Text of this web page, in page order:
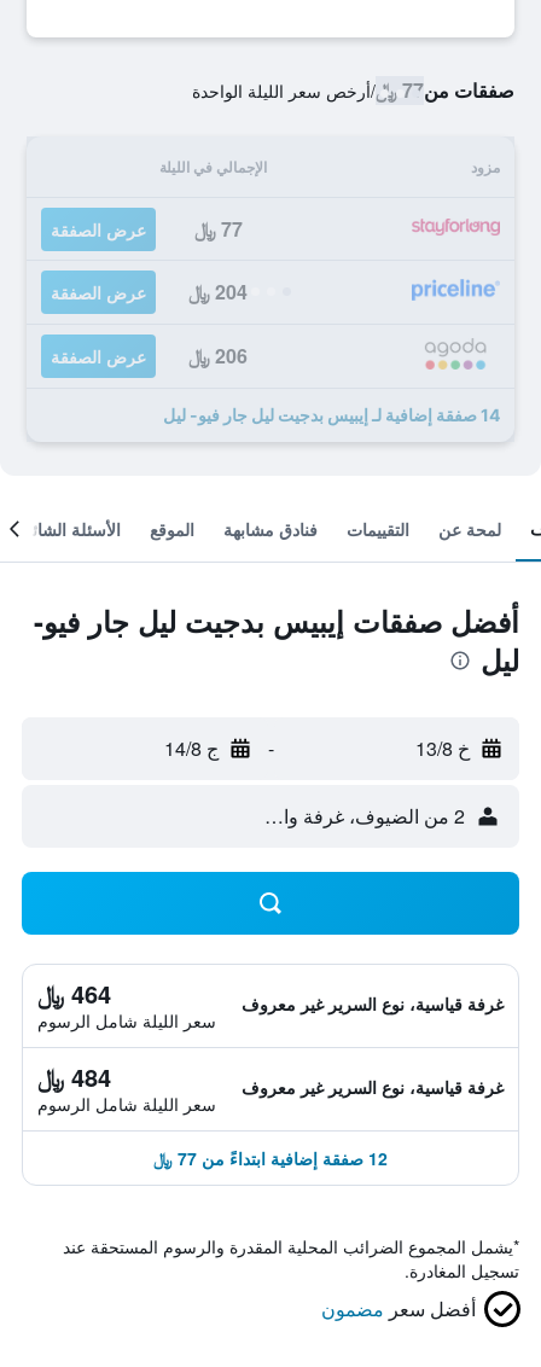
صفقات من77 ﷼ /أرخص سعر الليلة الواحدة
مزود الإجمالي في الليلة
77 ﷼ عرض الصفقة
204 ﷼ عرض الصفقة
206 ﷼ عرض الصفقة
14 صفقة إضافية لـ إيبيس بدجيت ليل جار فيو- ليل
لمحة عن التقييمات فنادق مشابهة الموقع الأسئلة الشائعة
أفضل صفقات إيبيس بدجيت ليل جار فيو-
ليل
خ 13/8 - ج 14/8
2 من الضيوف، غرفة واحدة
غرفة قياسية، نوع السرير غير معروف 464 ﷼
سعر الليلة شامل الرسوم
غرفة قياسية، نوع السرير غير معروف 484 ﷼
سعر الليلة شامل الرسوم
12 صفقة إضافية ابتداءً من 77 ﷼
*يشمل المجموع الضرائب المحلية المقدرة والرسوم المستحقة عند
تسجيل المغادرة.
أفضل سعر مضمون